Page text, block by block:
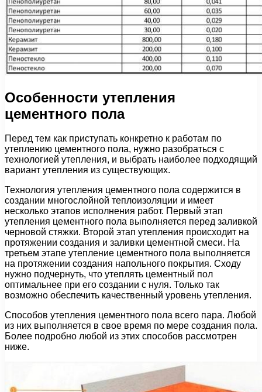
Особенности утепления
цементного пола
Перед тем как приступать конкретно к работам по
утеплению цементного пола, нужно разобраться с
технологией утепления, и выбрать наиболее подходящий
вариант утепления из существующих.
Технология утепления цементного пола содержится в
создании многослойной теплоизоляции и имеет
несколько этапов исполнения работ. Первый этап
утепления цементного пола выполняется перед заливкой
черновой стяжки. Второй этап утепления происходит на
протяжении создания и заливки цементной смеси. На
третьем этапе утепление цементного пола выполняется
на протяжении создания напольного покрытия. Сходу
нужно подчернуть, что утеплять цементный пол
оптимальнее при его создании с нуля. Только так
возможно обеспечить качественный уровень утепления.
Способов утепления цементного пола всего пара. Любой
из них выполняется в свое время по мере создания пола.
Более подробно любой из этих способов рассмотрен
ниже.